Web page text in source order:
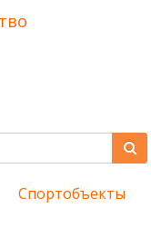
Спортобъекты